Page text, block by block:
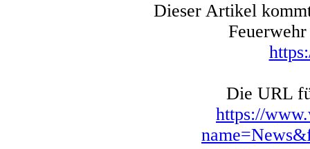
Dieser Artikel
Die URL
https://